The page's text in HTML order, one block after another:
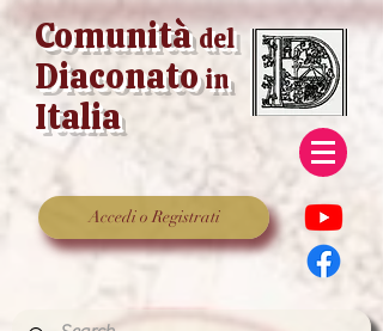
Comunitàdel
Diaconatoin
Italia
Accedi o Registrati